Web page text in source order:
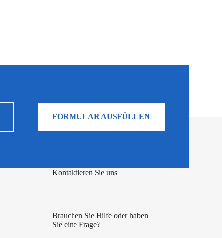
FORMULAR AUSFÜLLEN
Kontaktieren Sie uns
Brauchen Sie Hilfe oder haben
Sie eine Frage?